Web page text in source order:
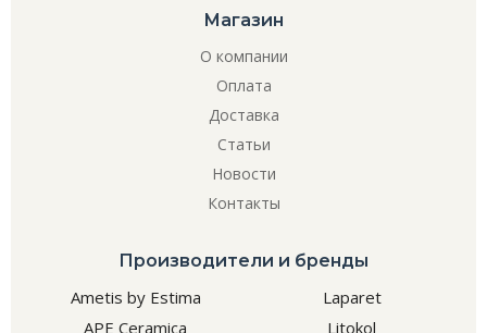
Магазин
О компании
Оплата
Доставка
Статьи
Новости
Контакты
Производители и бренды
Ametis by Estima
APE Ceramica
Laparet
Litokol